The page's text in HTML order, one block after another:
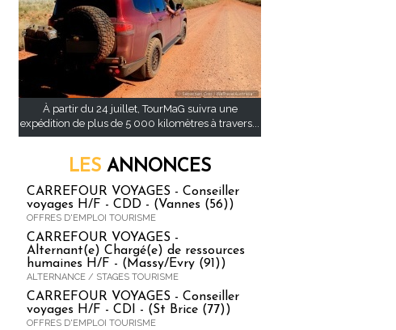
À partir du 24 juillet, TourMaG suivra une
expédition de plus de 5 000 kilomètres à travers...
LES ANNONCES
CARREFOUR VOYAGES - Conseiller
voyages H/F - CDD - (Vannes (56))
OFFRES D'EMPLOI TOURISME
CARREFOUR VOYAGES -
Alternant(e) Chargé(e) de ressources
humaines H/F - (Massy/Evry (91))
ALTERNANCE / STAGES TOURISME
CARREFOUR VOYAGES - Conseiller
voyages H/F - CDI - (St Brice (77))
OFFRES D'EMPLOI TOURISME